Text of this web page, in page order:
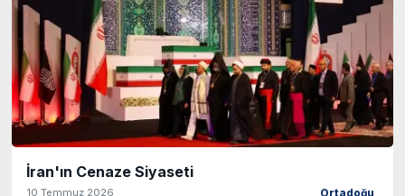
İran'ın Cenaze Siyaseti
10 Temmuz 2026 Ortadoğu